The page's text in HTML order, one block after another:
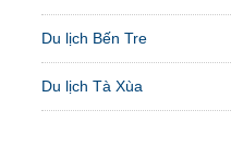
Du lịch Bến Tre
Du lịch Tà Xùa